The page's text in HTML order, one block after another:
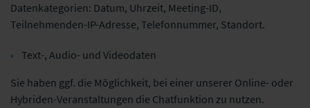
Datenkategorien: Datum, Uhrzeit, Meeting-ID,
Teilnehmenden-IP-Adresse, Telefonnummer, Standort.
Text-, Audio- und Videodaten
Sie haben ggf. die Möglichkeit, bei einer unserer Online- oder
Hybriden-Veranstaltungen die Chatfunktion zu nutzen.